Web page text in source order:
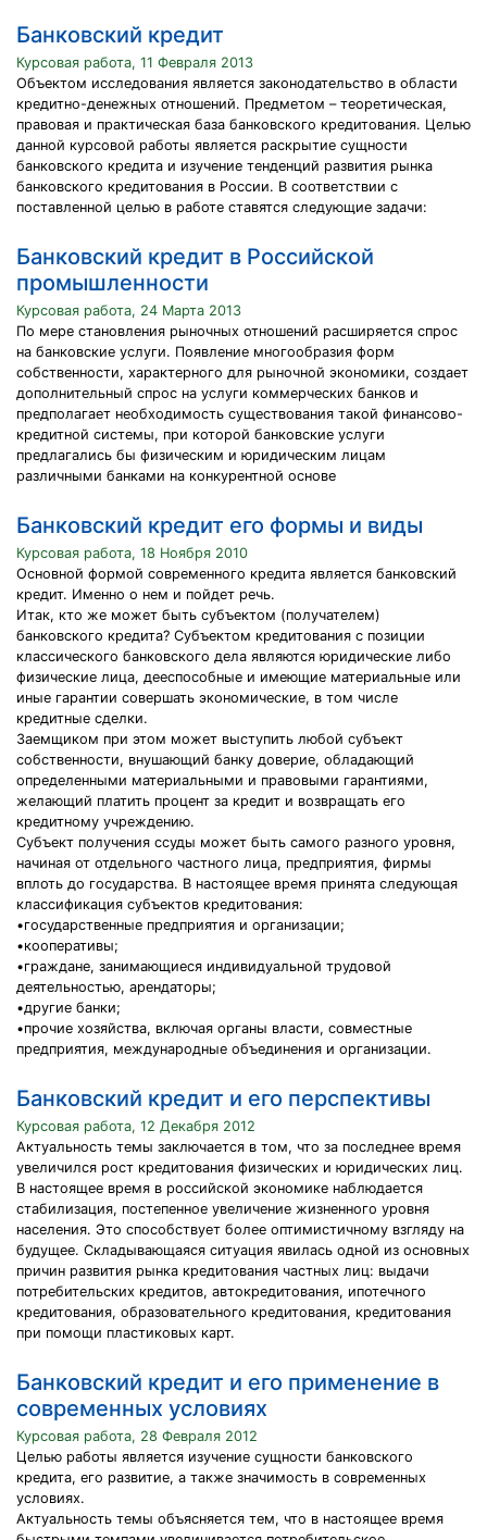
Банковский кредит
Курсовая работа, 11 Февраля 2013
Объектом исследования является законодательство в области
кредитно-денежных отношений. Предметом – теоретическая,
правовая и практическая база банковского кредитования. Целью
данной курсовой работы является раскрытие сущности
банковского кредита и изучение тенденций развития рынка
банковского кредитования в России. В соответствии с
поставленной целью в работе ставятся следующие задачи:
Банковский кредит в Российской
промышленности
Курсовая работа, 24 Марта 2013
По мере становления рыночных отношений расширяется спрос
на банковские услуги. Появление многообразия форм
собственности, характерного для рыночной экономики, создает
дополнительный спрос на услуги коммерческих банков и
предполагает необходимость существования такой финансово-
кредитной системы, при которой банковские услуги
предлагались бы физическим и юридическим лицам
различными банками на конкурентной основе
Банковский кредит его формы и виды
Курсовая работа, 18 Ноября 2010
Основной формой современного кредита является банковский
кредит. Именно о нем и пойдет речь.
Итак, кто же может быть субъектом (получателем)
банковского кредита? Субъектом кредитования с позиции
классического банковского дела являются юридические либо
физические лица, дееспособные и имеющие материальные или
иные гарантии совершать экономические, в том числе
кредитные сделки.
Заемщиком при этом может выступить любой субъект
собственности, внушающий банку доверие, обладающий
определенными материальными и правовыми гарантиями,
желающий платить процент за кредит и возвращать его
кредитному учреждению.
Субъект получения ссуды может быть самого разного уровня,
начиная от отдельного частного лица, предприятия, фирмы
вплоть до государства. В настоящее время принята следующая
классификация субъектов кредитования:
•государственные предприятия и организации;
•кооперативы;
•граждане, занимающиеся индивидуальной трудовой
деятельностью, арендаторы;
•другие банки;
•прочие хозяйства, включая органы власти, совместные
предприятия, международные объединения и организации.
Банковский кредит и его перспективы
Курсовая работа, 12 Декабря 2012
Актуальность темы заключается в том, что за последнее время
увеличился рост кредитования физических и юридических лиц.
В настоящее время в российской экономике наблюдается
стабилизация, постепенное увеличение жизненного уровня
населения. Это способствует более оптимистичному взгляду на
будущее. Складывающаяся ситуация явилась одной из основных
причин развития рынка кредитования частных лиц: выдачи
потребительских кредитов, автокредитования, ипотечного
кредитования, образовательного кредитования, кредитования
при помощи пластиковых карт.
Банковский кредит и его применение в
современных условиях
Курсовая работа, 28 Февраля 2012
Целью работы является изучение сущности банковского
кредита, его развитие, а также значимость в современных
условиях.
Актуальность темы объясняется тем, что в настоящее время